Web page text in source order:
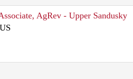
AgRev - Upper Sandusky